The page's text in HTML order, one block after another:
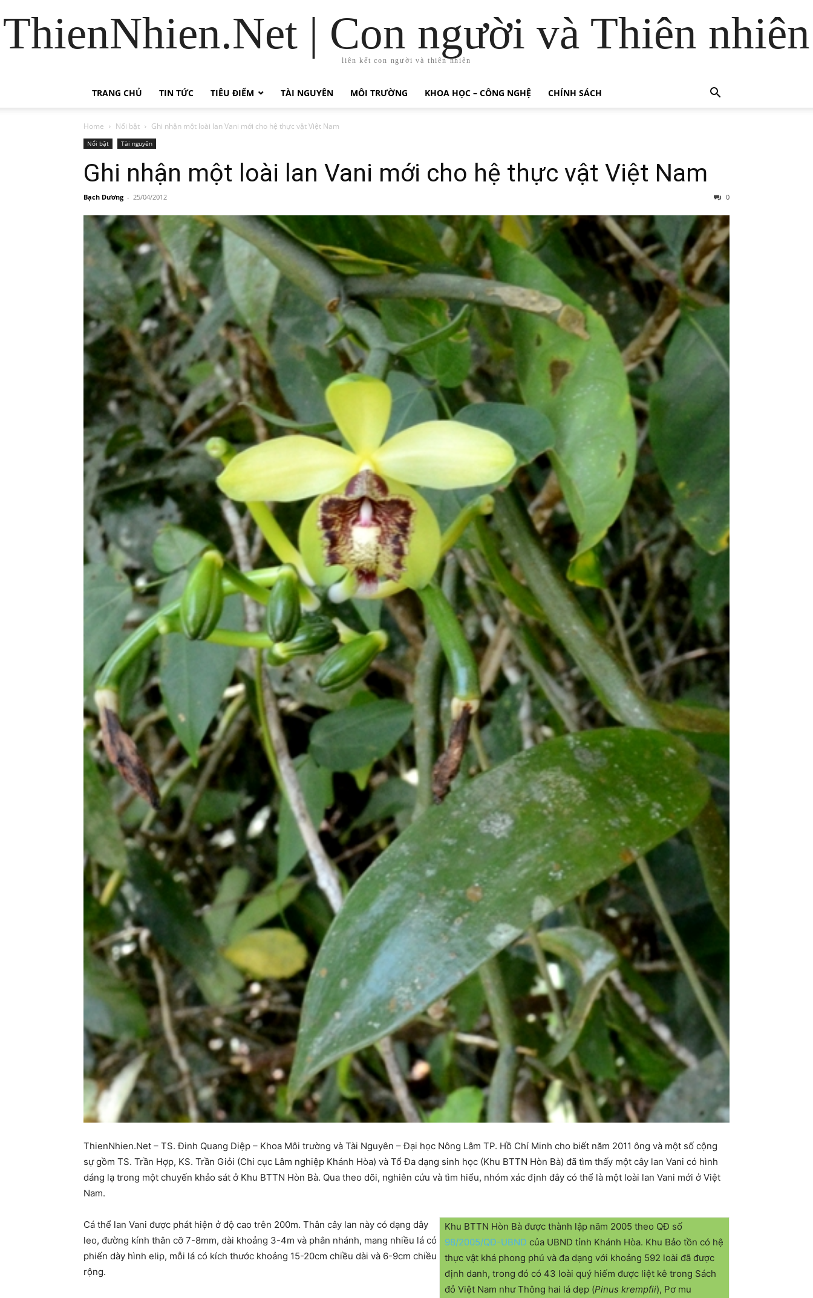
ThienNhien.Net | Con người và Thiên nhiên
liên kết con người và thiên nhiên
TRANG CHỦ TIN TỨC TIÊU ĐIỂM TÀI NGUYÊN MÔI TRƯỜNG KHOA HỌC – CÔNG NGHỆ CHÍNH SÁCH
Home Nổi bật Ghi nhận một loài lan Vani mới cho hệ thực vật Việt Nam
Nổi bật Tài nguyên
Ghi nhận một loài lan Vani mới cho hệ thực vật Việt Nam
Bạch Dương - 25/04/2012 0
ThienNhien.Net – TS. Đinh Quang Diệp – Khoa Môi trường và Tài Nguyên – Đại học Nông Lâm TP. Hồ Chí Minh cho biết năm 2011 ông và một số cộng
sự gồm TS. Trần Hợp, KS. Trần Giỏi (Chi cục Lâm nghiệp Khánh Hòa) và Tổ Đa dạng sinh học (Khu BTTN Hòn Bà) đã tìm thấy một cây lan Vani có hình
dáng lạ trong một chuyến khảo sát ở Khu BTTN Hòn Bà. Qua theo dõi, nghiên cứu và tìm hiểu, nhóm xác định đây có thể là một loài lan Vani mới ở Việt
Nam.
Khu BTTN Hòn Bà được thành lập năm 2005 theo QĐ số
98/2005/QĐ-UBND của UBND tỉnh Khánh Hòa. Khu Bảo tồn có hệ
thực vật khá phong phú và đa dạng với khoảng 592 loài đã được
định danh, trong đó có 43 loài quý hiếm được liệt kê trong Sách
đỏ Việt Nam như Thông hai lá dẹp (Pinus krempfii), Pơ mu
Cá thể lan Vani được phát hiện ở độ cao trên 200m. Thân cây lan này có dạng dây
leo, đường kính thân cỡ 7-8mm, dài khoảng 3-4m và phân nhánh, mang nhiều lá có
phiến dày hình elip, mỗi lá có kích thước khoảng 15-20cm chiều dài và 6-9cm chiều
rộng.